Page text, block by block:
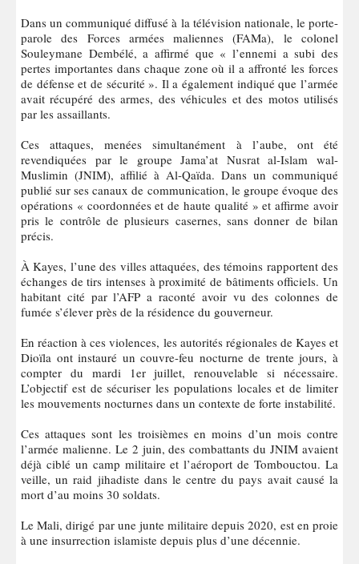
Dans un communiqué diffusé à la télévision nationale, le porte-
parole des Forces armées maliennes (FAMa), le colonel
Souleymane Dembélé, a affirmé que « l’ennemi a subi des
pertes importantes dans chaque zone où il a affronté les forces
de défense et de sécurité ». Il a également indiqué que l’armée
avait récupéré des armes, des véhicules et des motos utilisés
par les assaillants.
Ces attaques, menées simultanément à l’aube, ont été
revendiquées par le groupe Jama’at Nusrat al-Islam wal-
Muslimin (JNIM), affilié à Al-Qaïda. Dans un communiqué
publié sur ses canaux de communication, le groupe évoque des
opérations « coordonnées et de haute qualité » et affirme avoir
pris le contrôle de plusieurs casernes, sans donner de bilan
précis.
À Kayes, l’une des villes attaquées, des témoins rapportent des
échanges de tirs intenses à proximité de bâtiments officiels. Un
habitant cité par l’AFP a raconté avoir vu des colonnes de
fumée s’élever près de la résidence du gouverneur.
En réaction à ces violences, les autorités régionales de Kayes et
Dioïla ont instauré un couvre-feu nocturne de trente jours, à
compter du mardi 1er juillet, renouvelable si nécessaire.
L’objectif est de sécuriser les populations locales et de limiter
les mouvements nocturnes dans un contexte de forte instabilité.
Ces attaques sont les troisièmes en moins d’un mois contre
l’armée malienne. Le 2 juin, des combattants du JNIM avaient
déjà ciblé un camp militaire et l’aéroport de Tombouctou. La
veille, un raid jihadiste dans le centre du pays avait causé la
mort d’au moins 30 soldats.
Le Mali, dirigé par une junte militaire depuis 2020, est en proie
à une insurrection islamiste depuis plus d’une décennie.